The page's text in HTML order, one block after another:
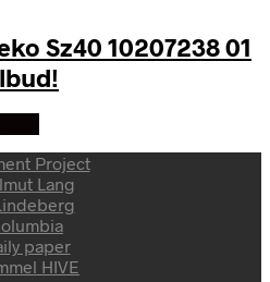
Sz40 10207238 01
Project
Lang
paper
HIVE